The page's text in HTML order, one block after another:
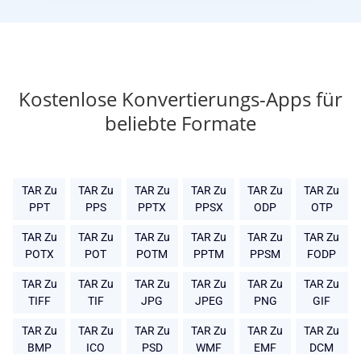
Kostenlose Konvertierungs-Apps für
beliebte Formate
TAR Zu
PPT
TAR Zu
PPS
TAR Zu
PPTX
TAR Zu
PPSX
TAR Zu
ODP
TAR Zu
OTP
TAR Zu
POTX
TAR Zu
POT
TAR Zu
POTM
TAR Zu
PPTM
TAR Zu
PPSM
TAR Zu
FODP
TAR Zu
TIFF
TAR Zu
TIF
TAR Zu
JPG
TAR Zu
JPEG
TAR Zu
PNG
TAR Zu
GIF
TAR Zu
BMP
TAR Zu
ICO
TAR Zu
PSD
TAR Zu
WMF
TAR Zu
EMF
TAR Zu
DCM